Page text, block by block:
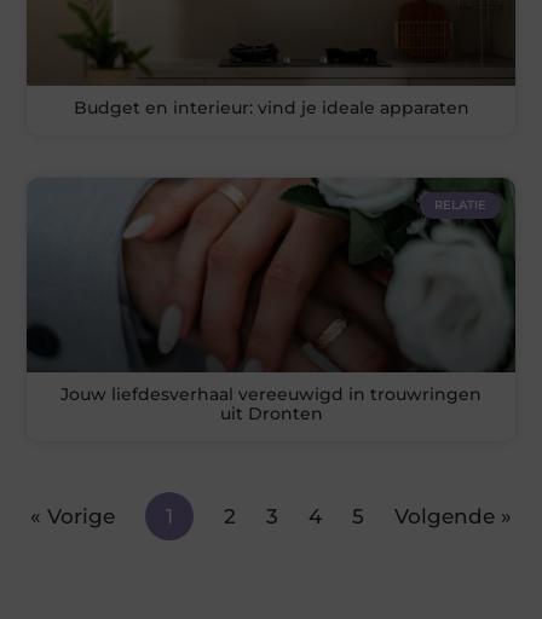
Budget en interieur: vind je ideale apparaten
RELATIE
Jouw liefdesverhaal vereeuwigd in trouwringen
uit Dronten
« Vorige 1 2 3 4 5 Volgende »